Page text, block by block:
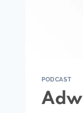
PODCAST